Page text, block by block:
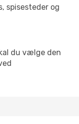
spisesteder og
du vælge den